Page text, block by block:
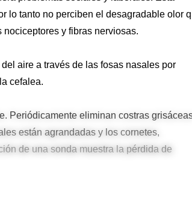
lo tanto no perciben el desagradable olor
y fibras nerviosas.
aire a través de las fosas nasales por
cefalea.
Periódicamente eliminan costras
están agrandadas y los cornetes,
de una sonda muestra la pérdida de